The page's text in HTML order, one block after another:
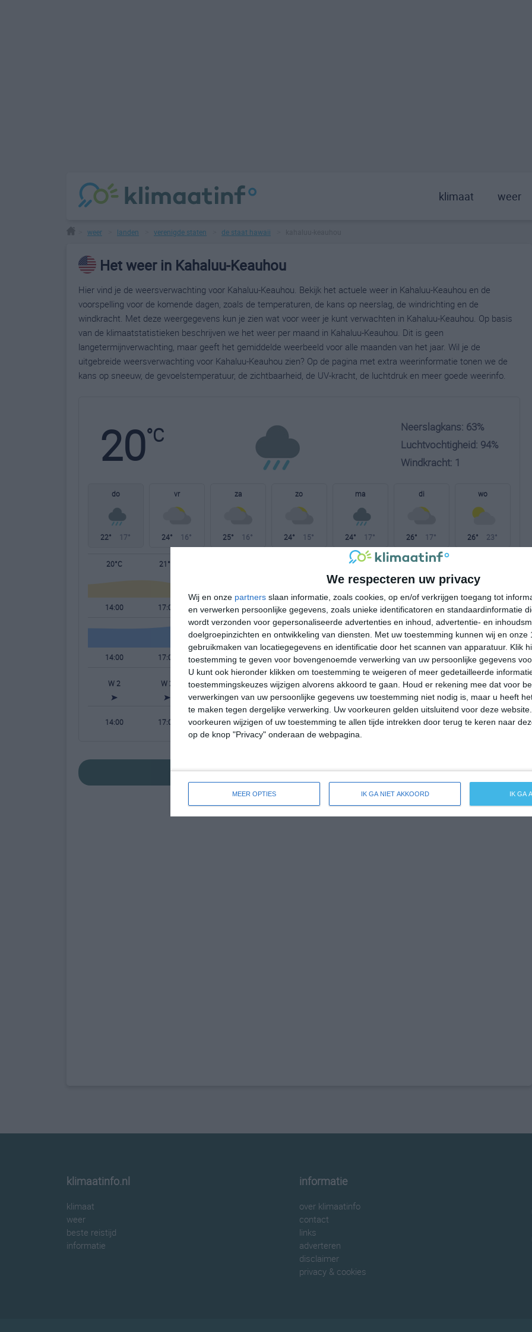
We respecteren uw privacy
Wij en onze partners slaan informatie, zoals cookies, op en/of verkrijgen toegang tot
en verwerken persoonlijke gegevens, zoals unieke identificatoren en standaardinformatie
wordt verzonden voor gepersonaliseerde advertenties en inhoud, advertentie- en
doelgroepinzichten en ontwikkeling van diensten.
Met uw toestemming kunnen wij en onze
gebruikmaken van locatiegegevens en identificatie door het scannen van apparatuur. Klik
toestemming te geven voor bovengenoemde verwerking van uw persoonlijke gegevens
U kunt ook hieronder klikken om toestemming te weigeren of meer gedetailleerde
toestemmingskeuzes wijzigen alvorens akkoord te gaan.
Houd er rekening mee dat voor
verwerkingen van uw persoonlijke gegevens uw toestemming niet nodig is, maar u heeft
te maken tegen dergelijke verwerking. Uw voorkeuren gelden uitsluitend voor deze
voorkeuren wijzigen of uw toestemming te allen tijde intrekken door terug te keren naar
op de knop "Privacy" onderaan de webpagina.
MEER OPTIES IK GA NIET AKKOORD IK GA
klimaat weer
weer landen verenigde staten de staat hawaii
Het weer in Kahaluu-Keauhou
Hier vind je de weersverwachting voor Kahaluu-Keauhou. Bekijk het actuele weer in Kahaluu-Keauhou en de
voorspelling voor de komende dagen, zoals de temperaturen, de kans op neerslag, de windrichting en de
windkracht. Met deze weergegevens kun je zien wat voor weer je kunt verwachten in Kahaluu-Keauhou. Op basis
van de klimaatstatistieken beschrijven we het weer per maand in Kahaluu-Keauhou. Dit is geen
langetermijnverwachting, maar geeft het gemiddelde weerbeeld voor alle maanden van het jaar. Wil je de
uitgebreide weersverwachting voor Kahaluu-Keauhou zien? Op de pagina met extra weerinformatie tonen we de
kans op sneeuw, de gevoelstemperatuur, de zichtbaarheid, de UV-kracht, de luchtdruk en meer goede weerinfo.
20°C
Neerslagkans: 63%
Luchtvochtigheid: 94%
Windkracht: 1
do
22° 17°
vr
24° 16°
za
25° 16°
zo
24° 15°
ma
24° 17°
di
26° 17°
wo
26° 23°
20°C 21°C 20°C 23°C
14:00 17:00 20:00 23:00 02:00 05:00 08:00 11:00
14:00 17:00 20:00 23:00 02:00 05:00 08:00 11:00
W 2 W 2 NW 1 W 1 ZW 1 ZZO 1 Z 1 WZW 2
14:00 17:00 20:00 23:00 02:00 05:00 08:00 11:00
bekijk de uitgebreide weersverwachting voor Kahaluu-Keauhou
klimaatinfo.nl
klimaat
weer
beste reistijd
informatie
informatie
over klimaatinfo
contact
links
adverteren
disclaimer
privacy & cookies